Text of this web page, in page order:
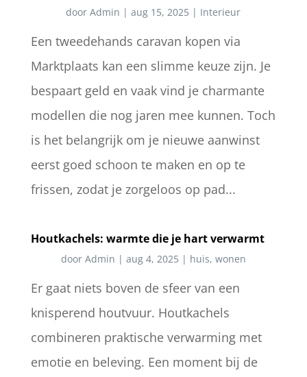
doorAdmin |aug 15, 2025 | Interieur
Een tweedehands caravan kopen via
Marktplaats kan een slimme keuze zijn. Je
bespaart geld en vaak vind je charmante
modellen die nog jaren mee kunnen. Toch
is het belangrijk om je nieuwe aanwinst
eerst goed schoon te maken en op te
frissen, zodat je zorgeloos op pad...
Houtkachels: warmte die je hart verwarmt
door Admin | aug 4, 2025 | huis, wonen
Er gaat niets boven de sfeer van een
knisperend houtvuur. Houtkachels
combineren praktische verwarming met
emotie en beleving. Een moment bij de